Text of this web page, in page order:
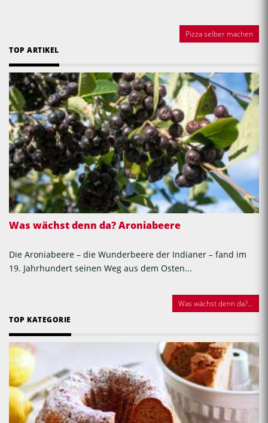
Pizza selber machen
TOP ARTIKEL
Was wächst denn da? Aroniabeere
Die Aroniabeere – die Wunderbeere der Indianer – fand im
19. Jahrhundert seinen Weg aus dem Osten...
Was wächst denn da?...
TOP KATEGORIE